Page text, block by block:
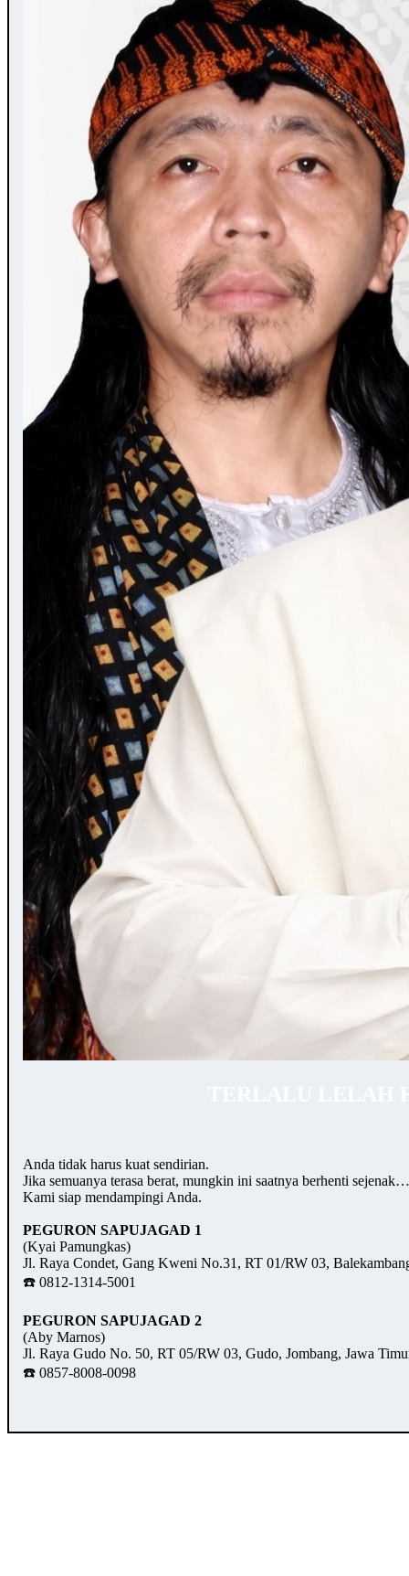
Anda tidak harus kuat sendirian.
Jika semuanya terasa berat, mungkin ini saatnya berhenti
Kami siap mendampingi Anda.
PEGURON SAPUJAGAD 1
(Kyai Pamungkas)
Jl. Raya Condet, Gang Kweni No.31, RT 01/RW 03,
☎️ 0812-1314-5001
PEGURON SAPUJAGAD 2
(Aby Marnos)
Jl. Raya Gudo No. 50, RT 05/RW 03, Gudo, Jombang, Jawa
☎️ 0857-8008-0098